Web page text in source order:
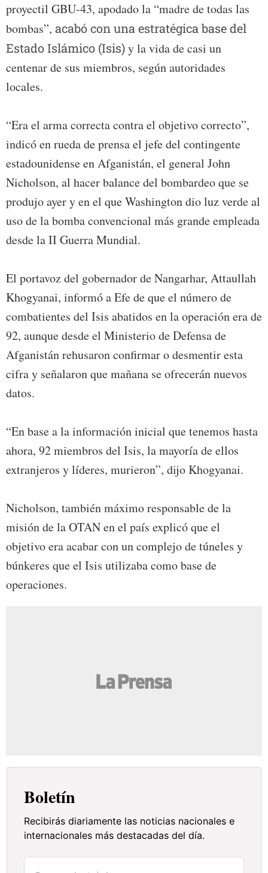
proyectil GBU-43, apodado la “madre de todas las
bombas”, acabó con una estratégica base del
Estado Islámico (Isis)y la vida de casi un
centenar de sus miembros, según autoridades
locales.
“Era el arma correcta contra el objetivo correcto”,
indicó en rueda de prensa el jefe del contingente
estadounidense en Afganistán, el general John
Nicholson, al hacer balance del bombardeo que se
produjo ayer y en el que Washington dio luz verde al
uso de la bomba convencional más grande empleada
desde la II Guerra Mundial.
El portavoz del gobernador de Nangarhar, Attaullah
Khogyanai, informó a Efe de que el número de
combatientes del Isis abatidos en la operación era de
92, aunque desde el Ministerio de Defensa de
Afganistán rehusaron confirmar o desmentir esta
cifra y señalaron que mañana se ofrecerán nuevos
datos.
“En base a la información inicial que tenemos hasta
ahora, 92 miembros del Isis, la mayoría de ellos
extranjeros y líderes, murieron”, dijo Khogyanai.
Nicholson, también máximo responsable de la
misión de la OTAN en el país explicó que el
objetivo era acabar con un complejo de túneles y
búnkeres que el Isis utilizaba como base de
operaciones.
Boletín
Recibirás diariamente las noticias nacionales e
internacionales más destacadas del día.